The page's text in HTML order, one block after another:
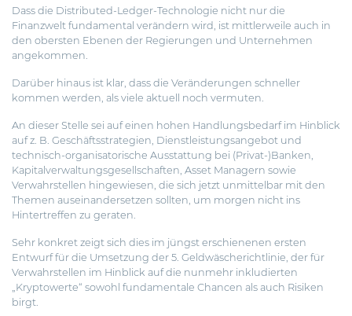
Dass die Distributed-Ledger-Technologie nicht nur die
Finanzwelt fundamental verändern wird, ist mittlerweile auch in
den obersten Ebenen der Regierungen und Unternehmen
angekommen.
Darüber hinaus ist klar, dass die Veränderungen schneller
kommen werden, als viele aktuell noch vermuten.
An dieser Stelle sei auf einen hohen Handlungsbedarf im Hinblick
auf z. B. Geschäftsstrategien, Dienstleistungsangebot und
technisch-organisatorische Ausstattung bei (Privat-)Banken,
Kapitalverwaltungsgesellschaften, Asset Managern sowie
Verwahrstellen hingewiesen, die sich jetzt unmittelbar mit den
Themen auseinandersetzen sollten, um morgen nicht ins
Hintertreffen zu geraten.
Sehr konkret zeigt sich dies im jüngst erschienenen ersten
Entwurf für die Umsetzung der 5. Geldwäscherichtlinie, der für
Verwahrstellen im Hinblick auf die nunmehr inkludierten
„Kryptowerte“ sowohl fundamentale Chancen als auch Risiken
birgt.